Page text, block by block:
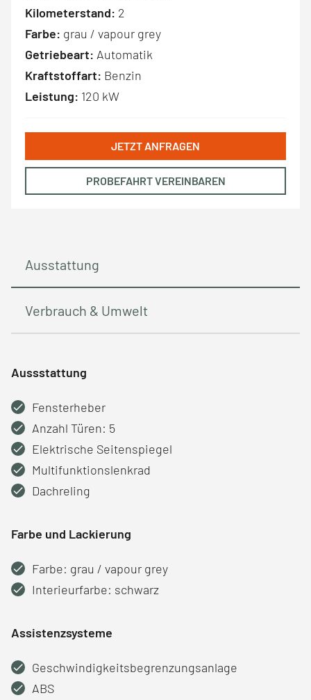
Kilometerstand: 2
Farbe: grau / vapour grey
Getriebeart: Automatik
Kraftstoffart: Benzin
Leistung: 120 kW
JETZT ANFRAGEN
PROBEFAHRT VEREINBAREN
Ausstattung
Verbrauch & Umwelt
Aussstattung
Fensterheber
Anzahl Türen: 5
Elektrische Seitenspiegel
Multifunktionslenkrad
Dachreling
Farbe und Lackierung
Farbe: grau / vapour grey
Interieurfarbe: schwarz
Assistenzsysteme
Geschwindigkeitsbegrenzungsanlage
ABS